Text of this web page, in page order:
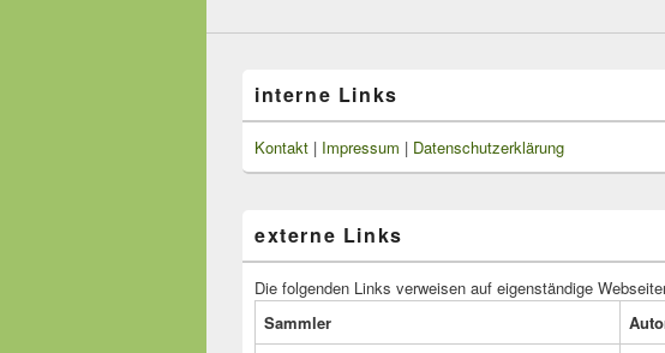
interne Links
Kontakt | Impressum | Datenschutzerklärung
externe Links
Die folgenden Links verweisen auf eigenständige
Sammler